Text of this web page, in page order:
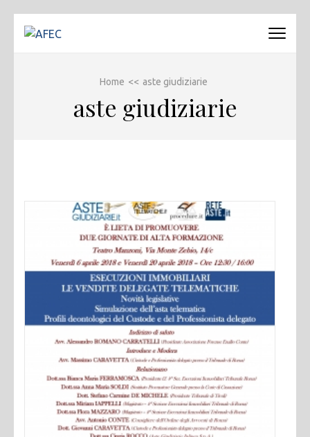
Home << aste giudiziarie
aste giudiziarie